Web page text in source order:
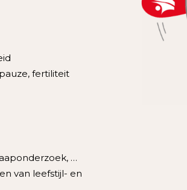
fertiliteit
…
van leefstijl- en